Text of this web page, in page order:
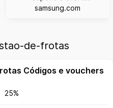
samsung.com
de-frotas
Códigos e vouchers
25%